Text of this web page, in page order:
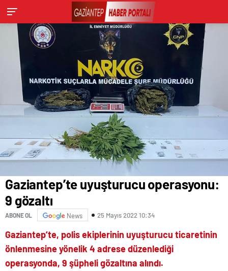
Gaziantep’te uyuşturucu operasyonu:
9 gözaltı
ABONE OL News 25 Mayıs 2022 10:34
Gaziantep’te, polis ekiplerinin uyuşturucu ticaretinin
önlenmesine yönelik 4 adrese düzenlediği
operasyonda, 9 şüpheli gözaltına alındı.